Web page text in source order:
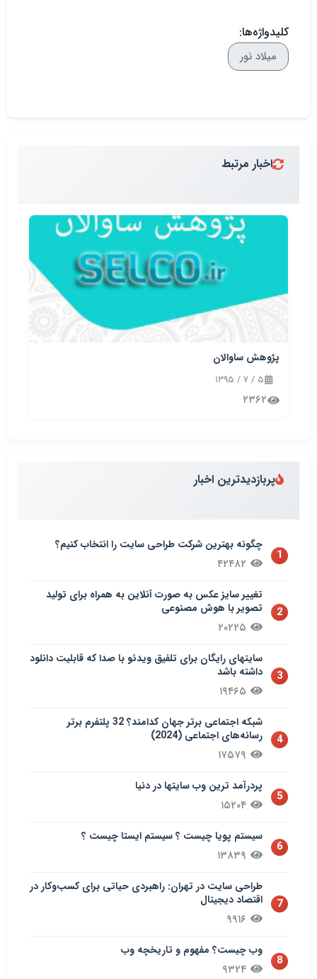
کلیدواژه‌ها:
میلاد نور
اخبار مرتبط
پژوهش ساوالان
۵ / ۷ / ۱۳۹۵
۲۳۶۲
پربازدیدترین اخبار
1
چگونه بهترین شرکت طراحی سایت را انتخاب کنیم؟
2
تغییر سایز عکس به صورت آنلاین به همراه برای تولید
تصویر با هوش مصنوعی
3
سایتهای رایگان برای تلفیق ویدئو با صدا که قابلیت دانلود
داشته باشد
4
شبکه اجتماعی برتر جهان کدامند؟ 32 پلتفرم برتر
رسانه‌های اجتماعی (2024)
5
پردرآمد ترین وب سایتها در دنیا
۱۵۲۰۴
6
سيستم پويا چیست ؟ سيستم ایستا چیست ؟
7
طراحی سایت در تهران: راهبردی حیاتی برای کسب‌وکار در
اقتصاد دیجیتال
8
وب چیست؟ مفهوم و تاریخچه وب
۹۳۲۴